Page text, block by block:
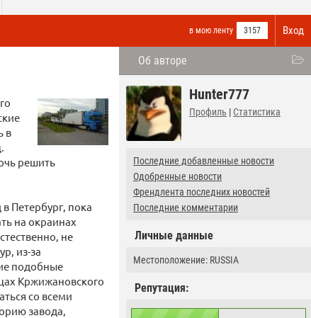
Вход
в мою ленту 3157
Об авторе
Hunter777
Профиль | Статистика
Последние добавленные новости
Одобренные новости
Френдлента последних новостей
Последние комментарии
Личные данные
Местоположение: RUSSIA
Репутация:
в
решить
Петербург, пока
на окраинах
не
из-за
подобные
Кржижановского
со всеми
завода,